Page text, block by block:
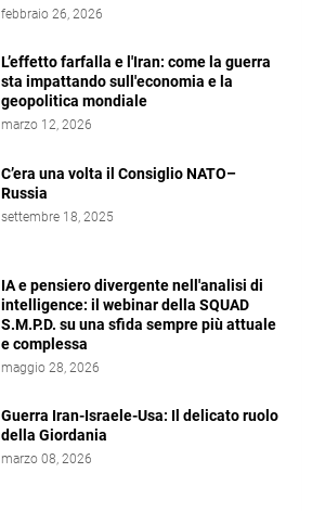
febbraio 26, 2026
L’effetto farfalla e l'Iran: come la guerra
sta impattando sull'economia e la
geopolitica mondiale
marzo 12, 2026
C’era una volta il Consiglio NATO–
Russia
settembre 18, 2025
IA e pensiero divergente nell'analisi di
intelligence: il webinar della SQUAD
S.M.P.D. su una sfida sempre più attuale
e complessa
maggio 28, 2026
Guerra Iran-Israele-Usa: Il delicato ruolo
della Giordania
marzo 08, 2026